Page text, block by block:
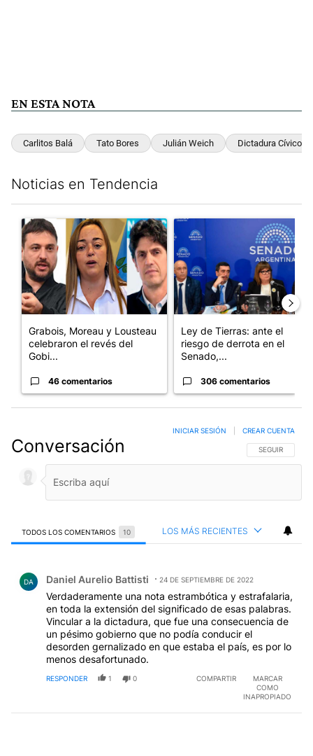
EN ESTA NOTA
Carlitos Balá Tato Bores Julián Weich Dictadura Cívico
Noticias en Tendencia
Un artículo de tendencia con el título "Grabois, Moreau y
Grabois, Moreau y Lousteau
celebraron el revés del
Gobi...
46 comentarios
Un artículo de tendencia con
Ley de Tierras: ante el
riesgo de derrota en el
Senado,...
306 comentarios
Conversación SIGA ESTA
SEGUIR
INICIAR SESIÓN CREAR CUENTA
TODOS LOS COMENTARIOS 10 LOS MÁS RECIENTES
DA Daniel Aurelio Battisti 24 DE SEPTIEMBRE DE 2022
Verdaderamente una nota estrambótica y estrafalaria,
en toda la extensión del significado de esas palabras.
Vincular a la dictadura, que fue una consecuencia de
un pésimo gobierno que no podía conducir el
desorden gernalizado en que estaba el país, es por lo
menos desafortunado.
RESPONDER 1 0 COMPARTIR
MARCAR
COMO
INAPROPIADO